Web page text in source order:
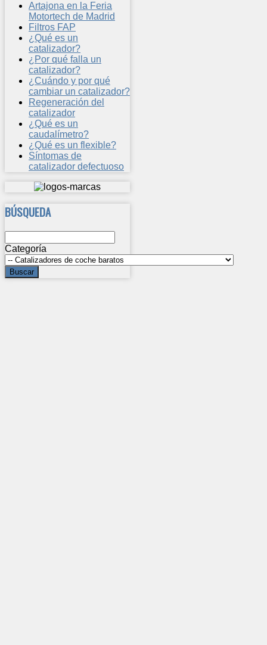
Artajona en la Feria
Motortech de Madrid
Filtros FAP
¿Qué es un
catalizador?
¿Por qué falla un
catalizador?
¿Cuándo y por qué
cambiar un catalizador?
Regeneración del
catalizador
¿Qué es un
caudalímetro?
¿Qué es un flexible?
Síntomas de
catalizador defectuoso
BÚSQUEDA
Categoría